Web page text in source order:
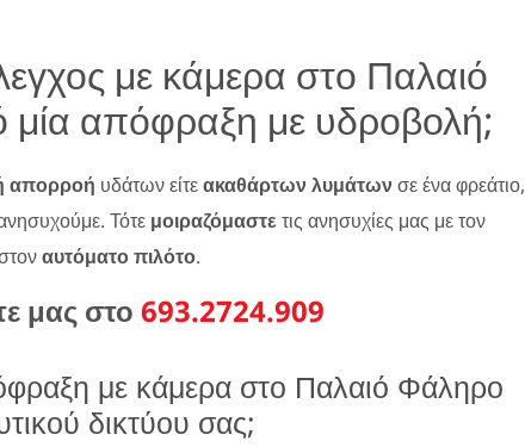
με κάμερα στο Παλαιό
απόφραξη με υδροβολή;
απορροή υδάτων είτεακαθάρτων λυμάτωνσε ένα φρεάτιο,
Τότε μοιραζόμαστε τις ανησυχίες μας με τον
αυτόματο πιλότο.
μας στο 693.2724.909
με κάμερα στο Παλαιό Φάληρο
δικτύου σας;